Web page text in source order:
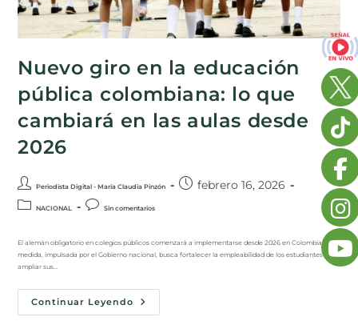
Nuevo giro en la educación
pública colombiana: lo que
cambiará en las aulas desde
2026
Periodista Digital - María Claudia Pinzón febrero 16, 2026
NACIONAL Sin comentarios
El alemán obligatorio en colegios públicos comenzará a implementarse desde 2026 en Colombia. La
medida, impulsada por el Gobierno nacional, busca fortalecer la empleabilidad de los estudiantes y
ampliar sus…
Continuar Leyendo